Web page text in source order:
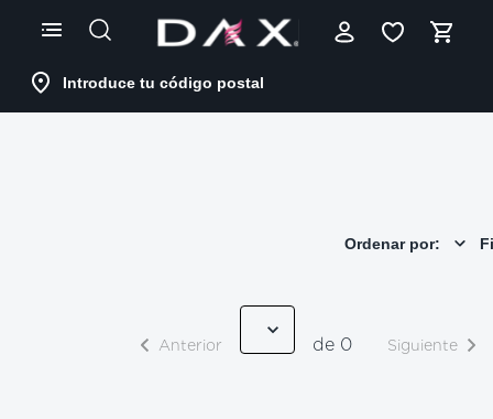
Introduce tu código postal
Ordenar por:
Anterior de 0 Siguiente